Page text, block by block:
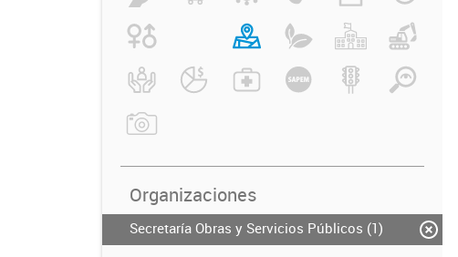
Organizaciones
Secretaría Obras y Servicios Públicos (1)